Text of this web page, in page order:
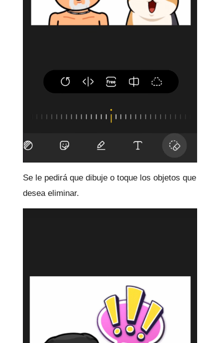
Se le pedirá que dibuje o toque los objetos que
desea eliminar.